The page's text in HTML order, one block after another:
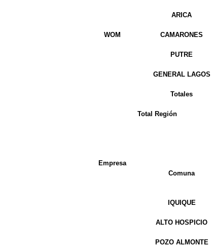
WOM
ARICA
CAMARONES
PUTRE
GENERAL LAGOS
Totales
Total Región
Empresa
Comuna
IQUIQUE
ALTO HOSPICIO
POZO ALMONTE